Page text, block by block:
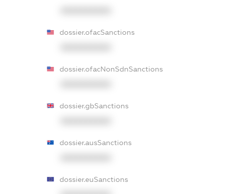
dossier.ofacSanctions
dossier.ofacNonSdnSanctions
dossier.gbSanctions
dossier.ausSanctions
dossier.euSanctions